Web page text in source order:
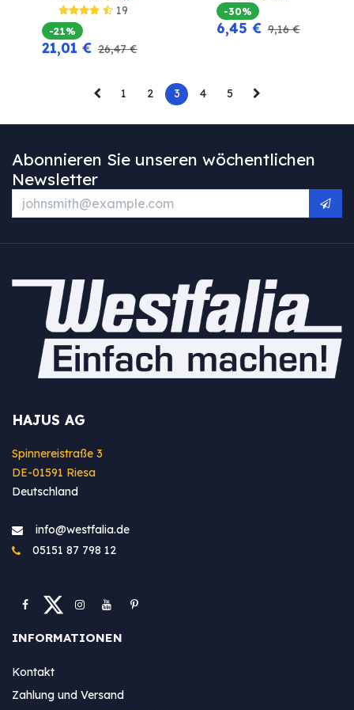
19
-21%
21,01 € 26,47€
-30%
6,45 € 9,16€
1 2 3 4 5
Abonnieren Sie unseren wöchentlichen
Newsletter
HAJUS AG
Spinnereistraße 3
DE-01591 Riesa
Deutschland
info@westfa​lia.de
05151 87 798 12
INFORMATIONEN
Kontakt
Zahlung und Versand